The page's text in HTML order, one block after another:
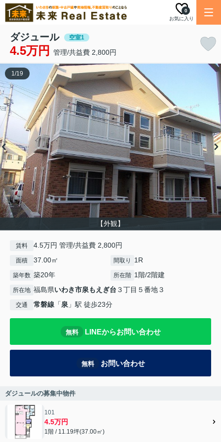
お気に入り
0
ダジュール 空室1
4.5万円 管理/共益費 2,800円
【外観】
1/19
賃料 4.5万円 管理/共益費 2,800円
面積 37.00㎡ 間取り 1R
築年数 築20年 所在階 1階/2階建
所在地 福島県いわき市泉もえぎ台 ３丁目５番地３
交通 常磐線 「泉 」駅 徒歩23分
無料 LINEからお問い合わせ
無料 お問い合わせ
ダジュールの募集中物件
101
4.5万円
1階 / 11.19坪(37.00㎡)